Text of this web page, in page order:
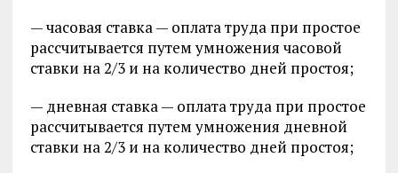
— часовая ставка — оплата труда при простое
рассчитывается путем умножения часовой
ставки на 2/3 и на количество дней простоя;
— дневная ставка — оплата труда при простое
рассчитывается путем умножения дневной
ставки на 2/3 и на количество дней простоя;